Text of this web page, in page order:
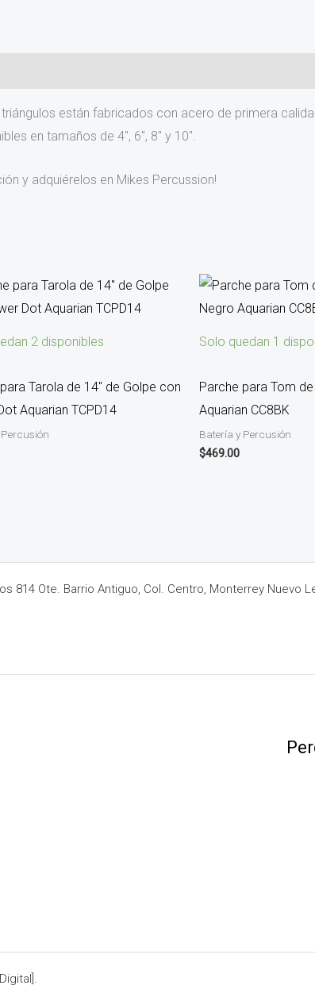
están fabricados con acero de primera
en tamaños de 4″, 6″, 8″ y 10″.
y adquiérelos en Mikes Percussion!
2 disponibles
Tarola de 14″ de Golpe con
Aquarian TCPD14
Solo quedan 1
Parche para Tom
Aquarian CC8BK
Batería y Percusión
$469.00
814 Ote. Barrio Antiguo, Col. Centro, Monterrey Nuevo